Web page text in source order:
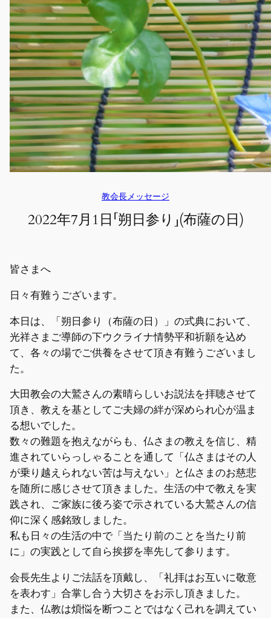
教会長メッセージ
2022年7月1日「朔日参り」(布薩の日)
皆さまへ
日々有難うございます。
本日は、「朔日参り（布薩の日）」の式典において、
光祥さまご導師の下ウクライナ情勢平和祈願を込め
て、各々の場でご供養をさせて頂き有難うございまし
た。
大田教会の大鷲さんの素晴らしいお説法を拝聴させて
頂き、教えを基としてご夫婦の絆が深められ心が温ま
る想いでした。
数々の難題を抱えながらも、仏さまの教えを信じ、精
進されていらっしゃることを通して「仏さまはその人
が乗り越えられない苦は与えない」と仏さまのお慈悲
を随所に感じさせて頂きました。生活の中で教えを実
践され、ご家族に後ろ姿で示されている大鷲さんの信
仰に深く感銘致しました。
私も日々の生活の中で「当たり前のことを当たり前
に」の実践として自ら挨拶を率先して参ります。
会長先生よりご法話を頂戴し、「礼拝はお互いに敬意
を表わす」合掌し合う大切さをお示し頂きました。
また、仏教は煩悩を断つことではなく己れを調えてい